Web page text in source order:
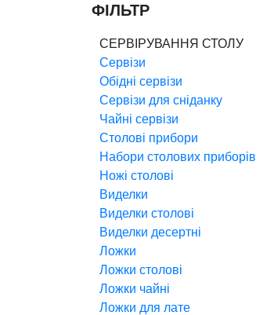
ФІЛЬТР
СЕРВІРУВАННЯ СТОЛУ
Сервізи
Обідні сервізи
Сервізи для сніданку
Чайні сервізи
Столові прибори
Набори столових приборів
Ножі столові
Виделки
Виделки столові
Виделки десертні
Ложки
Ложки столові
Ложки чайні
Ложки для лате